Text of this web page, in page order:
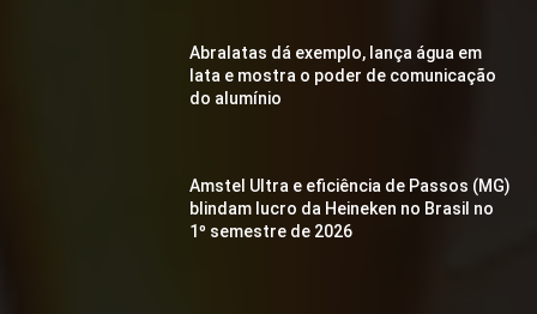
Abralatas dá exemplo, lança água em
lata e mostra o poder de comunicação
do alumínio
Amstel Ultra e eficiência de Passos (MG)
blindam lucro da Heineken no Brasil no
1º semestre de 2026